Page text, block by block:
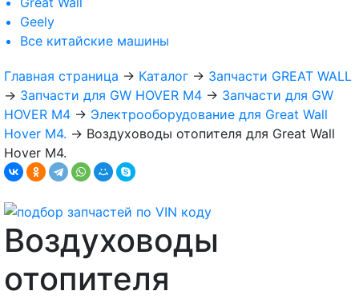
Geely
Все китайские машины
Главная страница → Каталог → Запчасти GREAT WALL
→ Запчасти для GW HOVER M4 → Запчасти для GW
HOVER M4 → Электрооборудование для Great Wall
Hover M4. → Воздуховоды отопителя для Great Wall
Hover M4.
Воздуховоды
отопителя